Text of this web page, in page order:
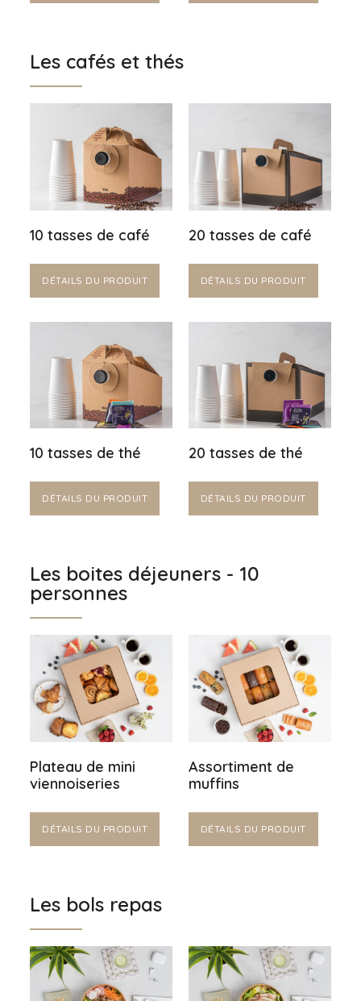
Les cafés et thés
10 tasses de café
DÉTAILS DU PRODUIT
20 tasses de café
DÉTAILS DU PRODUIT
10 tasses de thé
DÉTAILS DU PRODUIT
20 tasses de thé
DÉTAILS DU PRODUIT
Les boites déjeuners - 10
personnes
Plateau de mini
viennoiseries
DÉTAILS DU PRODUIT
Assortiment de
muffins
DÉTAILS DU PRODUIT
Les bols repas